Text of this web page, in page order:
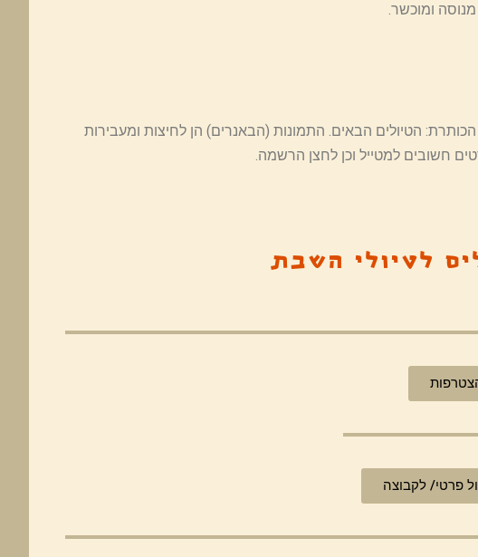
ומוכשר.
הטיולים הבאים. התמונות (הבאנרים) הן לחיצות ומעבירות
חשובים למטייל וכן לחצן הרשמה.
לטיולי השבת
פרטי/ לקבוצה